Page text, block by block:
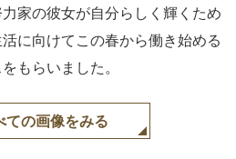
家の彼女が自分らしく輝くため
に向けてこの春から働き始める
もらいました。
ての画像をみる